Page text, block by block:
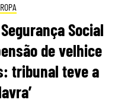
Social
de velhice
tribunal teve a